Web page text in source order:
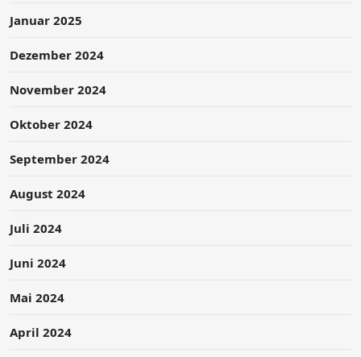
Januar 2025
Dezember 2024
November 2024
Oktober 2024
September 2024
August 2024
Juli 2024
Juni 2024
Mai 2024
April 2024